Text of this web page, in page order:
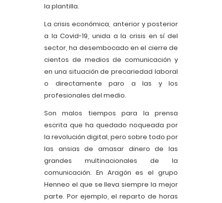
la plantilla.
La crisis económica, anterior y posterior
a la Covid-19, unida a la crisis en sí del
sector, ha desembocado en el cierre de
cientos de medios de comunicación y
en una situación de precariedad laboral
o directamente paro a las y los
profesionales del medio.
Son malos tiempos para la prensa
escrita que ha quedado noqueada por
la revolución digital, pero sobre todo por
las ansias de amasar dinero de las
grandes multinacionales de la
comunicación. En Aragón es el grupo
Henneo el que se lleva siempre la mejor
parte. Por ejemplo, el reparto de horas